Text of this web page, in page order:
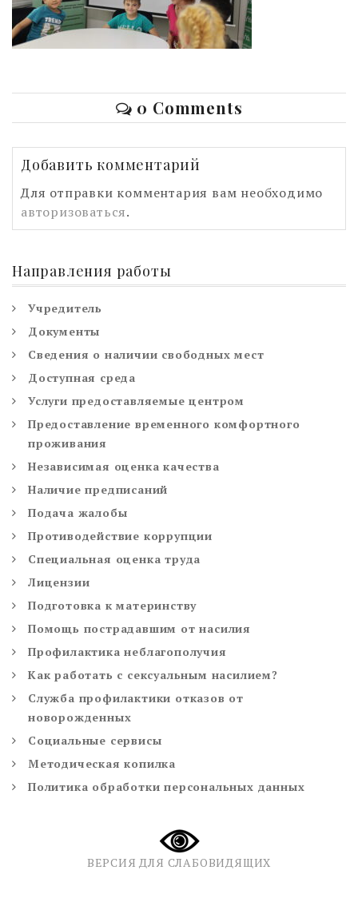
0 Comments
Добавить комментарий
Для отправки комментария вам необходимо
авторизоваться.
Направления работы
Учредитель
Документы
Сведения о наличии свободных мест
Доступная среда
Услуги предоставляемые центром
Предоставление временного комфортного
проживания
Независимая оценка качества
Наличие предписаний
Подача жалобы
Противодействие коррупции
Специальная оценка труда
Лицензии
Подготовка к материнству
Помощь пострадавшим от насилия
Профилактика неблагополучия
Как работать с сексуальным насилием?
Служба профилактики отказов от
новорожденных
Социальные сервисы
Методическая копилка
Политика обработки персональных данных
ВЕРСИЯ ДЛЯ СЛАБОВИДЯЩИХ